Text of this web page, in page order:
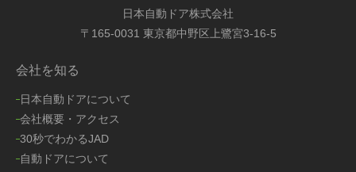
日本自動ドア株式会社
〒165-0031 東京都中野区上鷺宮3-16-5
会社を知る
日本自動ドアについて
会社概要・アクセス
30秒でわかるJAD
自動ドアについて